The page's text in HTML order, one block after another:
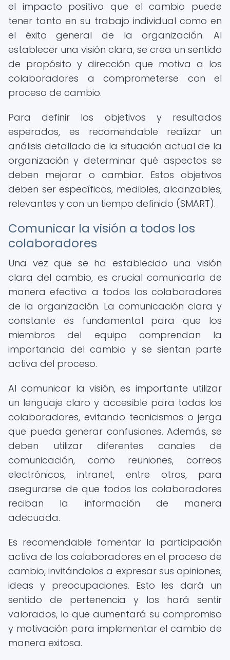
el impacto positivo que el cambio puede
tener tanto en su trabajo individual como en
el éxito general de la organización. Al
establecer una visión clara, se crea un sentido
de propósito y dirección que motiva a los
colaboradores a comprometerse con el
proceso de cambio.
Para definir los objetivos y resultados
esperados, es recomendable realizar un
análisis detallado de la situación actual de la
organización y determinar qué aspectos se
deben mejorar o cambiar. Estos objetivos
deben ser específicos, medibles, alcanzables,
relevantes y con un tiempo definido (SMART).
Comunicar la visión a todos los
colaboradores
Una vez que se ha establecido una visión
clara del cambio, es crucial comunicarla de
manera efectiva a todos los colaboradores
de la organización. La comunicación clara y
constante es fundamental para que los
miembros del equipo comprendan la
importancia del cambio y se sientan parte
activa del proceso.
Al comunicar la visión, es importante utilizar
un lenguaje claro y accesible para todos los
colaboradores, evitando tecnicismos o jerga
que pueda generar confusiones. Además, se
deben utilizar diferentes canales de
comunicación, como reuniones, correos
electrónicos, intranet, entre otros, para
asegurarse de que todos los colaboradores
reciban la información de manera
adecuada.
Es recomendable fomentar la participación
activa de los colaboradores en el proceso de
cambio, invitándolos a expresar sus opiniones,
ideas y preocupaciones. Esto les dará un
sentido de pertenencia y los hará sentir
valorados, lo que aumentará su compromiso
y motivación para implementar el cambio de
manera exitosa.